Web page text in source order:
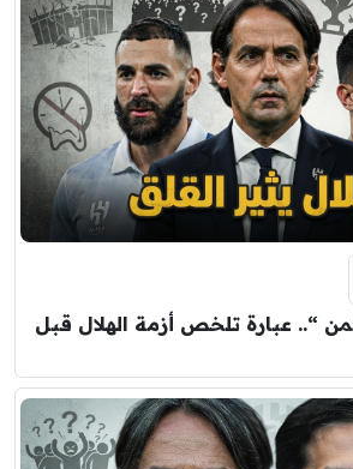
“.. عبارة تلخص أزمة الهلال قبل